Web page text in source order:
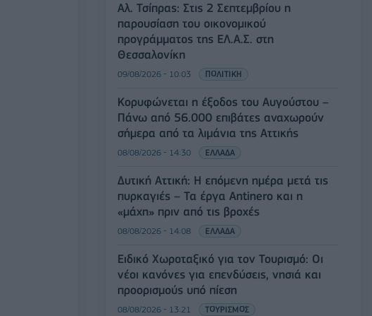
Αλ. Τσίπρας: Στις 2 Σεπτεμβρίου η
παρουσίαση του οικονομικού
προγράμματος της ΕΛ.Α.Σ. στη
Θεσσαλονίκη
09/08/2026 - 10:03 ΠΟΛΙΤΙΚΗ
Κορυφώνεται η έξοδος του Αυγούστου –
Πάνω από 56.000 επιβάτες αναχωρούν
σήμερα από τα λιμάνια της Αττικής
08/08/2026 - 14:30 ΕΛΛΑΔΑ
Δυτική Αττική: Η επόμενη ημέρα μετά τις
πυρκαγιές – Τα έργα Antinero και η
«μάχη» πριν από τις βροχές
08/08/2026 - 14:08 ΕΛΛΑΔΑ
Ειδικό Χωροταξικό για τον Τουρισμό: Οι
νέοι κανόνες για επενδύσεις, νησιά και
προορισμούς υπό πίεση
08/08/2026 - 13:21 ΤΟΥΡΙΣΜΟΣ